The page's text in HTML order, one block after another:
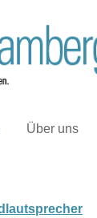
Über uns